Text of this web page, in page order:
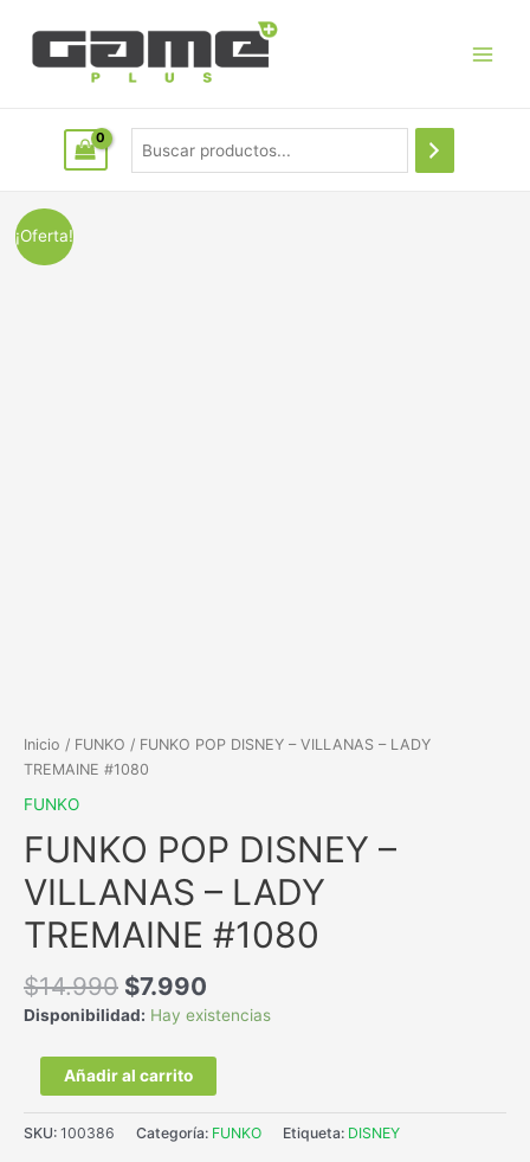
¡Oferta!
Inicio / FUNKO / FUNKO POP DISNEY – VILLANAS – LADY
TREMAINE #1080
FUNKO
FUNKO POP DISNEY –
VILLANAS – LADY
TREMAINE #1080
$14.990 $7.990
Disponibilidad: Hay existencias
Añadir al carrito
SKU: 100386 Categoría: FUNKO Etiqueta: DISNEY